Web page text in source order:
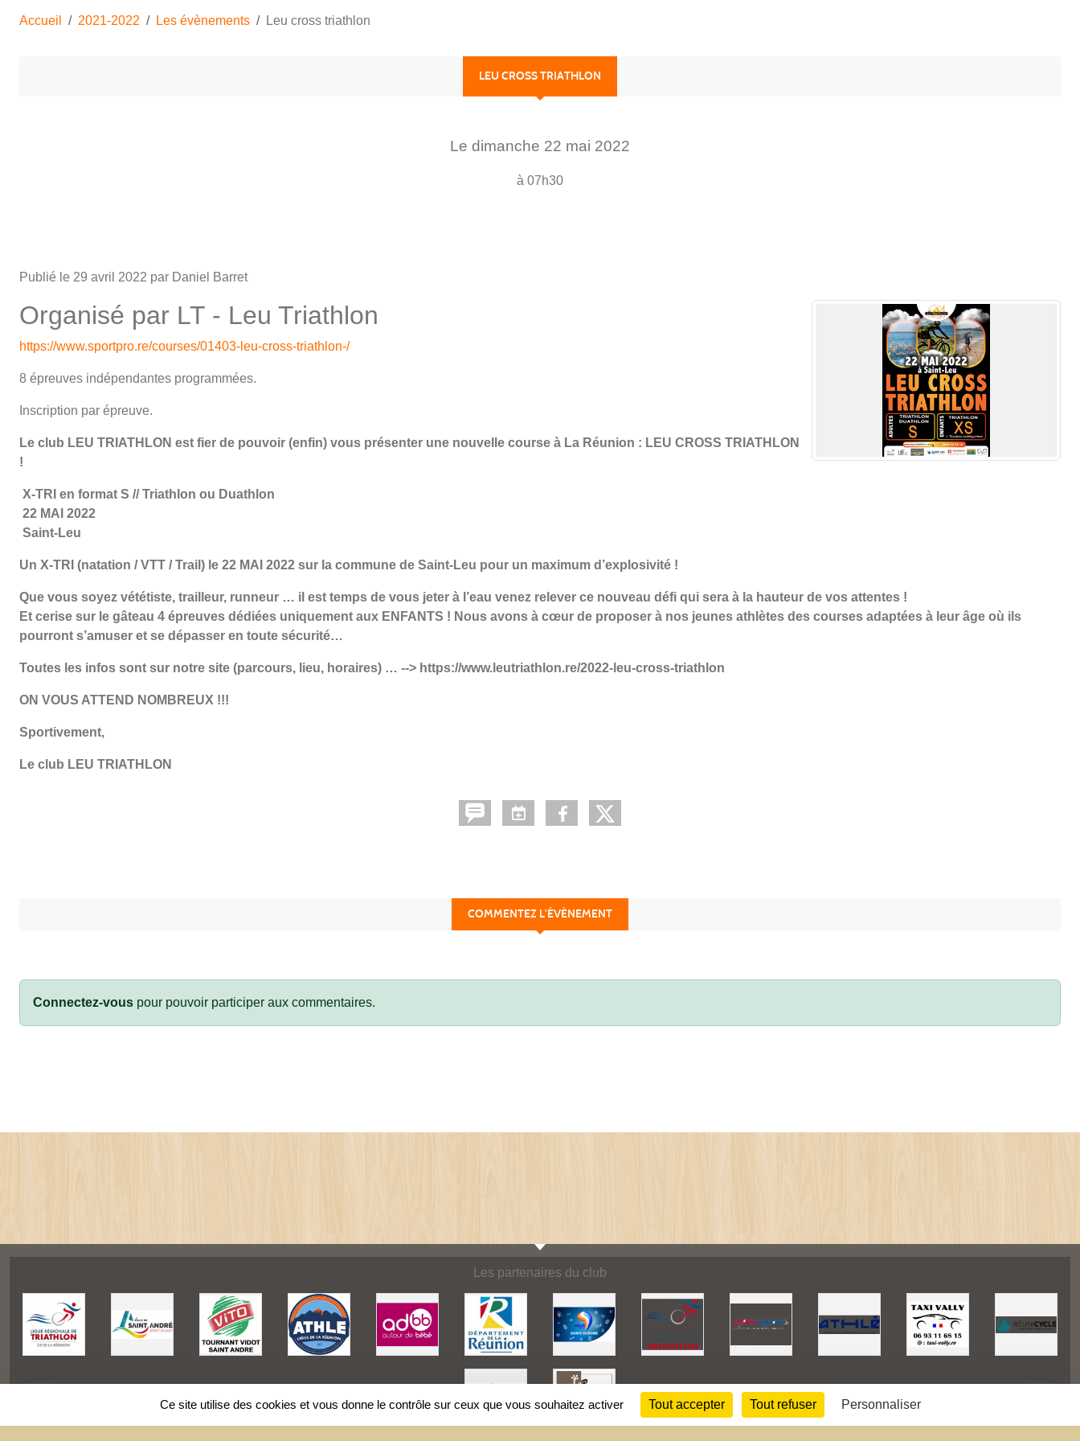
Accueil 2021-2022 Les évènements Leu cross triathlon
LEU CROSS TRIATHLON
Le dimanche 22 mai 2022
à 07h30
Publié le 29 avril 2022 par Daniel Barret
Organisé par LT - Leu Triathlon
https://www.sportpro.re/courses/01403-leu-cross-triathlon-/
8 épreuves indépendantes programmées.
Inscription par épreuve.
Le club LEU TRIATHLON est fier de pouvoir (enfin) vous présenter une nouvelle course à La Réunion : LEU CROSS TRIATHLON
!
X-TRI en format S // Triathlon ou Duathlon
22 MAI 2022
Saint-Leu
Un X-TRI (natation / VTT / Trail) le 22 MAI 2022 sur la commune de Saint-Leu pour un maximum d’explosivité !
Que vous soyez vététiste, trailleur, runneur … il est temps de vous jeter à l’eau venez relever ce nouveau défi qui sera à la hauteur de vos attentes !
Et cerise sur le gâteau 4 épreuves dédiées uniquement aux ENFANTS ! Nous avons à cœur de proposer à nos jeunes athlètes des courses adaptées à leur âge où ils
pourront s’amuser et se dépasser en toute sécurité…
Toutes les infos sont sur notre site (parcours, lieu, horaires) … --> https://www.leutriathlon.re/2022-leu-cross-triathlon
ON VOUS ATTEND NOMBREUX !!!
Sportivement,
Le club LEU TRIATHLON
COMMENTEZ L’ÉVÈNEMENT
Connectez-vous pour pouvoir participer aux commentaires.
Les partenaires du club
Ce site utilise des cookies et vous donne le contrôle sur ceux que vous souhaitez activer Tout accepter Tout refuser Personnaliser